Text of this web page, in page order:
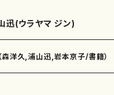
迅(ウラヤマ ジン)
ル（森洋久,浦山迅,岩本京子/書籍）